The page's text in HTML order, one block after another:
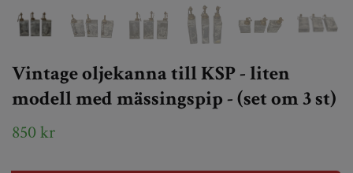
Vintage oljekanna till KSP - liten
modell med mässingspip - (set om 3 st)
850 kr